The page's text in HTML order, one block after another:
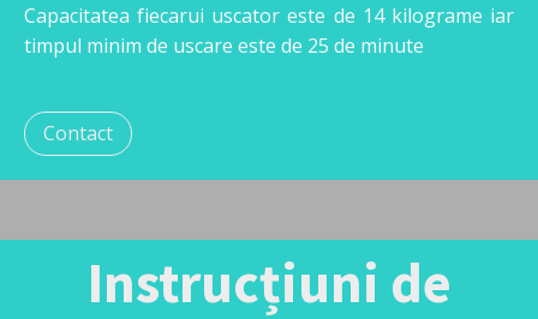
Capacitatea fiecarui uscator este de 14 kilograme iar
timpul minim de uscare este de 25 de minute
Contact
Instrucțiuni de